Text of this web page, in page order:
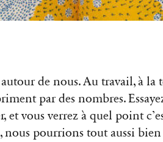
de nous. Au travail, à la
par des nombres.
et vous verrez à quel point
nous pourrions tout aussi